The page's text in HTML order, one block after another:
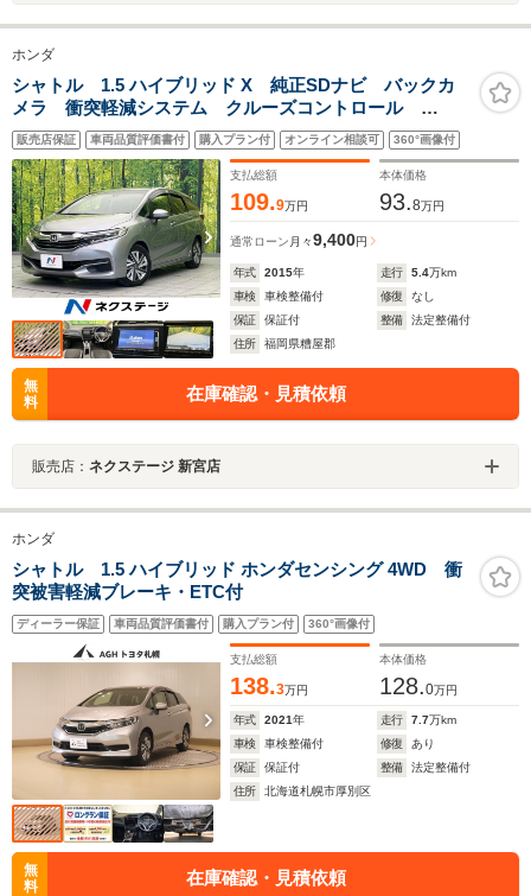
ホンダ
シャトル 1.5 ハイブリッド X 純正SDナビ バックカ
メラ 衝突軽減システム クルーズコントロール
ETC 禁煙車 ハーフレザーシート スマートキー
LEDヘッド オートライト オートエアコン
Bluetooth CD
販売店保証 車両品質評価書付 購入プラン付 オンライン相談可 360°画像付
支払総額
109.9万円
本体価格
93.8万円
通常ローン 月々9,400円
年式 2015年 走行 5.4万km
車検
車検整備付 修復
なし
保証
保証付 整備
法定整備付
住所
福岡県糟屋郡
無
料
在庫確認・見積依頼
販売店： ネクステージ 新宮店
ホンダ
シャトル 1.5 ハイブリッド ホンダセンシング 4WD 衝
突被害軽減ブレーキ・ETC付
ディーラー保証 車両品質評価書付 購入プラン付 360°画像付
支払総額
138.3万円
本体価格
128.0万円
年式 2021年 走行 7.7万km
車検
車検整備付 修復
あり
保証
保証付 整備
法定整備付
住所
北海道札幌市厚別区
無
料
在庫確認・見積依頼